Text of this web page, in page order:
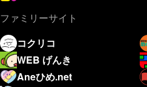
ファミリーサイト
コクリコ
WEB げんき
Aneひめ.net